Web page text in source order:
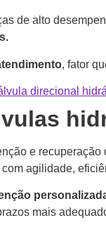
de alto
, fator
direcional
e
agilidade,
mais